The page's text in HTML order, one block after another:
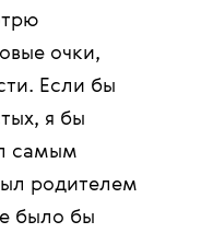
очки,
Если бы
я бы
самым
родителем
было бы